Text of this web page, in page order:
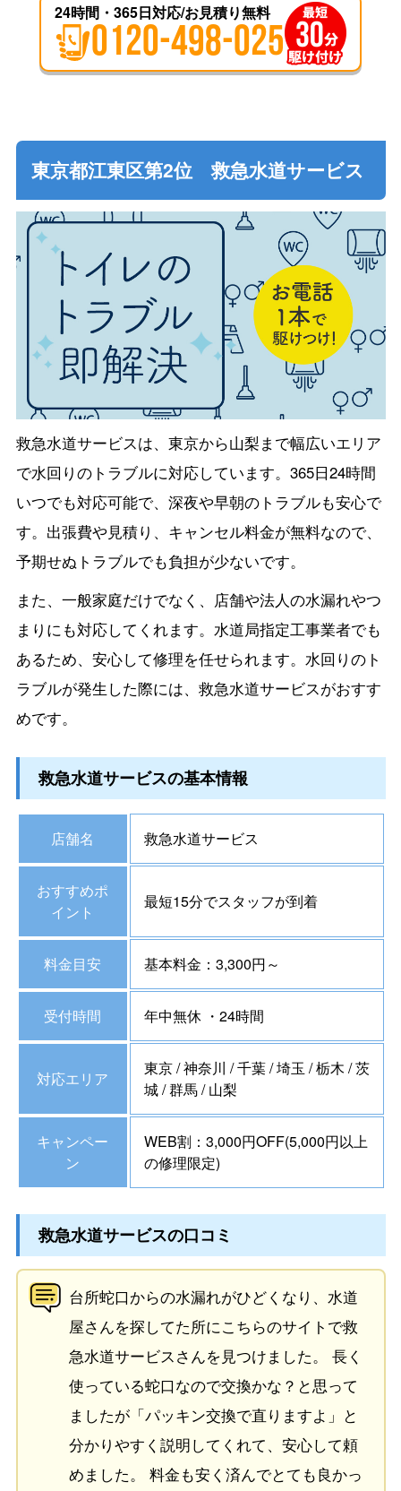
24時間・365日対応/お見積り無料
0120-498-025
東京都江東区第2位 救急水道サービス
救急水道サービスは、東京から山梨まで幅広いエリア
で水回りのトラブルに対応しています。365日24時間
いつでも対応可能で、深夜や早朝のトラブルも安心で
す。出張費や見積り、キャンセル料金が無料なので、
予期せぬトラブルでも負担が少ないです。
また、一般家庭だけでなく、店舗や法人の水漏れやつ
まりにも対応してくれます。水道局指定工事業者でも
あるため、安心して修理を任せられます。水回りのト
ラブルが発生した際には、救急水道サービスがおすす
めです。
救急水道サービスの基本情報
店舗名 救急水道サービス
おすすめポ
イント
最短15分でスタッフが到着
料金目安 基本料金：3,300円～
受付時間 年中無休 ・24時間
対応エリア
東京 / 神奈川 / 千葉 / 埼玉 / 栃木 / 茨
城 / 群馬 / 山梨
キャンペー
ン
WEB割：3,000円OFF(5,000円以上
の修理限定)
救急水道サービスの口コミ
台所蛇口からの水漏れがひどくなり、水道
屋さんを探してた所にこちらのサイトで救
急水道サービスさんを見つけました。 長く
使っている蛇口なので交換かな？と思って
ましたが「パッキン交換で直りますよ」と
分かりやすく説明してくれて、安心して頼
めました。 料金も安く済んでとても良かっ